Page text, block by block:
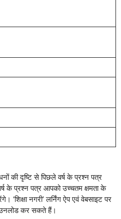
की दृष्टि से पिछले वर्ष के प्रश्न पत्र
के प्रश्न पत्र आपको उच्चतम क्षमता के
‘शिक्षा नगरी’ लर्निंग ऐप एवं वेबसाइट पर
कर सकते हैं।